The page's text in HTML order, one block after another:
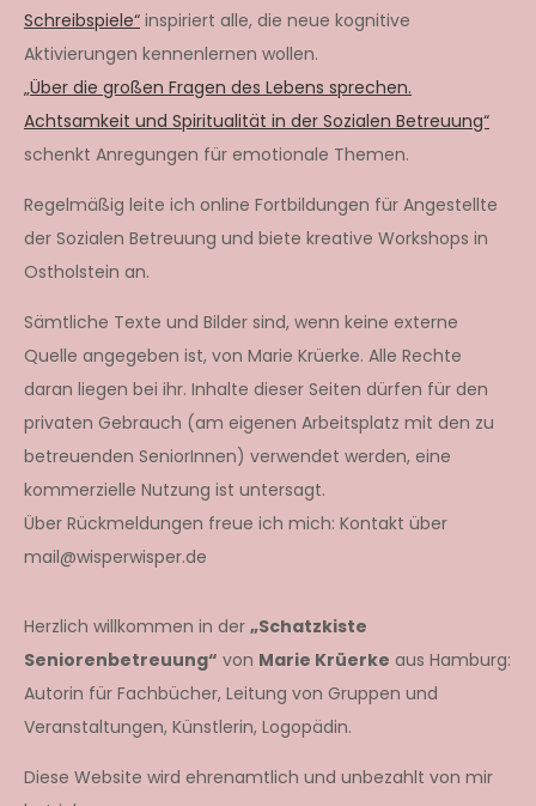
Schreibspiele“ inspiriert alle, die neue kognitive
Aktivierungen kennenlernen wollen.
„Über die großen Fragen des Lebens sprechen.
Achtsamkeit und Spiritualität in der Sozialen Betreuung“
schenkt Anregungen für emotionale Themen.
Regelmäßig leite ich online Fortbildungen für Angestellte
der Sozialen Betreuung und biete kreative Workshops in
Ostholstein an.
Sämtliche Texte und Bilder sind, wenn keine externe
Quelle angegeben ist, von Marie Krüerke. Alle Rechte
daran liegen bei ihr. Inhalte dieser Seiten dürfen für den
privaten Gebrauch (am eigenen Arbeitsplatz mit den zu
betreuenden SeniorInnen) verwendet werden, eine
kommerzielle Nutzung ist untersagt.
Über Rückmeldungen freue ich mich: Kontakt über
mail@wisperwisper.de
Herzlich willkommen in der „Schatzkiste
Seniorenbetreuung“ von Marie Krüerke aus Hamburg:
Autorin für Fachbücher, Leitung von Gruppen und
Veranstaltungen, Künstlerin, Logopädin.
Diese Website wird ehrenamtlich und unbezahlt von mir